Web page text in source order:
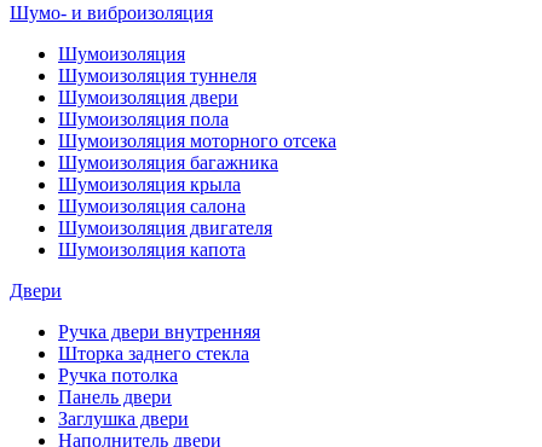
Шумо- и виброизоляция
Шумоизоляция
Шумоизоляция туннеля
Шумоизоляция двери
Шумоизоляция пола
Шумоизоляция моторного отсека
Шумоизоляция багажника
Шумоизоляция крыла
Шумоизоляция салона
Шумоизоляция двигателя
Шумоизоляция капота
Двери
Ручка двери внутренняя
Шторка заднего стекла
Ручка потолка
Панель двери
Заглушка двери
Наполнитель двери